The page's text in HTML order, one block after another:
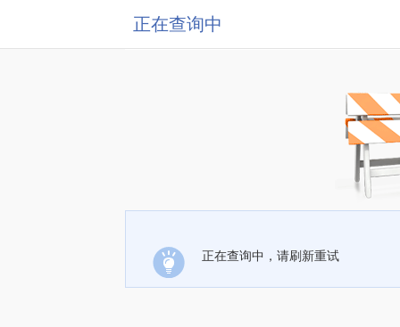
正在查询中
正在查询中，请刷新重试